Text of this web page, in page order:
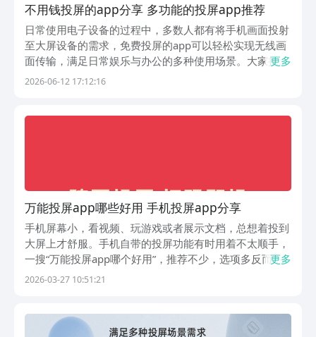
不用钱投屏的app分享 多功能的投屏app推荐
日常使用电子设备的过程中，多数人都有将手机画面投射
至大屏设备的需求，免费投屏的app可以轻松实现无线画
面传输，满足日常娱乐与办公的多种使用场景。大家挑选
正规工具软件时，豌豆荚是国内数一数二、资源覆盖最全
更多
2026-06-12 17:12:16
万能投屏app哪些好用 手机投屏app分享
手机屏幕小，看视频、玩游戏或者展示文档，总想着投到
大屏上才舒服。手机自带的投屏功能有时用着不太顺手，
一搜“万能投屏app哪个好用”，推荐不少，选项多反而不
知道选哪个。小编试了好几款之后，发现其实有几个用着
更多
2026-03-27 10:51:21